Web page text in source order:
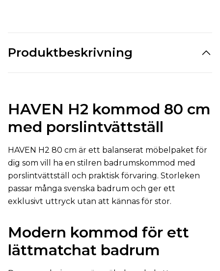
Produktbeskrivning
HAVEN H2 kommod 80 cm
med porslintvättställ
HAVEN H2 80 cm är ett balanserat möbelpaket för
dig som vill ha en stilren badrumskommod med
porslintvättställ och praktisk förvaring. Storleken
passar många svenska badrum och ger ett
exklusivt uttryck utan att kännas för stor.
Modern kommod för ett
lättmatchat badrum